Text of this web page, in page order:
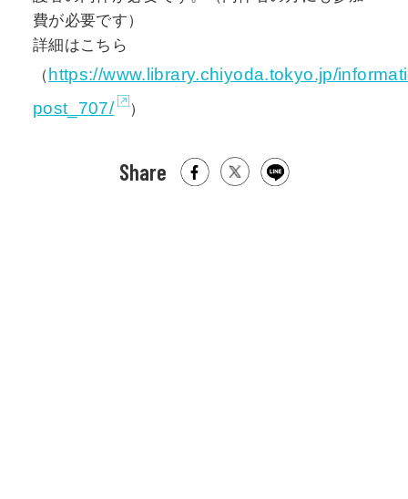
費が必要です）
詳細はこちら
（https://www.library.chiyoda.tokyo.jp/
post_707/
）
Share